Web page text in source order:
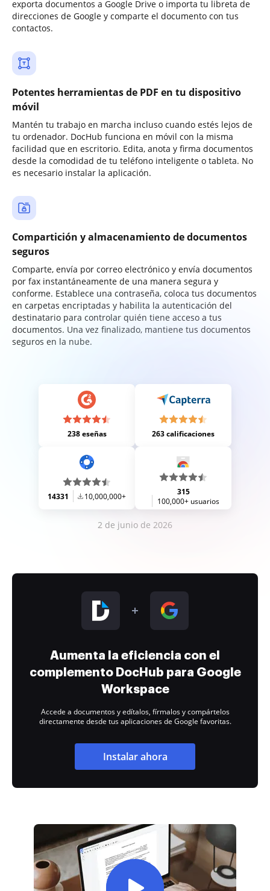
exporta documentos a Google Drive o importa tu libreta de
direcciones de Google y comparte el documento con tus
contactos.
Potentes herramientas de PDF en tu dispositivo
móvil
Mantén tu trabajo en marcha incluso cuando estés lejos de
tu ordenador. DocHub funciona en móvil con la misma
facilidad que en escritorio. Edita, anota y firma documentos
desde la comodidad de tu teléfono inteligente o tableta. No
es necesario instalar la aplicación.
Compartición y almacenamiento de documentos
seguros
Comparte, envía por correo electrónico y envía documentos
por fax instantáneamente de una manera segura y
conforme. Establece una contraseña, coloca tus documentos
en carpetas encriptadas y habilita la autenticación del
destinatario para controlar quién tiene acceso a tus
documentos. Una vez finalizado, mantiene tus documentos
seguros en la nube.
238 eseñas 263 calificaciones
14331 10,000,000+
315
100,000+ usuarios
2 de junio de 2026
Aumenta la eficiencia con el
complemento DocHub para Google
Workspace
Accede a documentos y edítalos, fírmalos y compártelos
directamente desde tus aplicaciones de Google favoritas.
Instalar ahora